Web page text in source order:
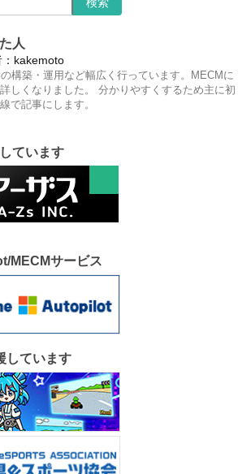
人
kakemoto
構築・運用など幅広く行っています。MECMに
しくなりました。 分かりやすくするため主に初
で記事にします。
ています
MECMサービス
しています